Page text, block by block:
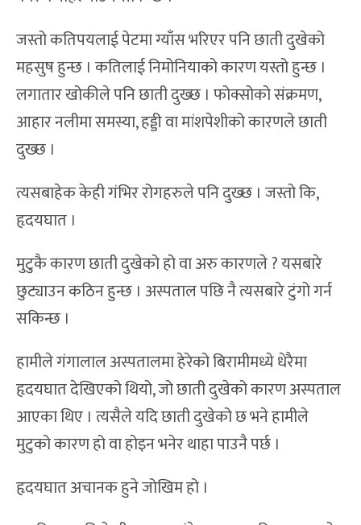
जस्तो कतिपयलाई पेटमा ग्याँस भरिएर पनि छाती दुखेको
महसुष हुन्छ । कतिलाई निमोनियाको कारण यस्तो हुन्छ ।
लगातार खोकीले पनि छाती दुख्छ । फोक्सोको संक्रमण,
आहार नलीमा समस्या, हड्डी वा मांशपेशीको कारणले छाती
दुख्छ ।
त्यसबाहेक केही गंभिर रोगहरुले पनि दुख्छ । जस्तो कि,
हृदयघात ।
मुटुकै कारण छाती दुखेको हो वा अरु कारणले ? यसबारे
छुट्याउन कठिन हुन्छ । अस्पताल पछि नै त्यसबारे टुंगो गर्न
सकिन्छ ।
हामीले गंगालाल अस्पतालमा हेरेको बिरामीमध्ये धेरैमा
हृदयघात देखिएको थियो, जो छाती दुखेको कारण अस्पताल
आएका थिए । त्यसैले यदि छाती दुखेको छ भने हामीले
मुटुको कारण हो वा होइन भनेर थाहा पाउनै पर्छ ।
हृदयघात अचानक हुने जोखिम हो ।